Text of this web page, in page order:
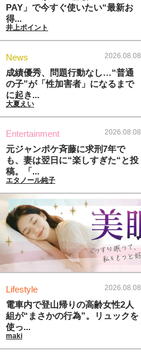
PAY」で今すぐ使いたい“最新お
得...
井上ポイント
News 2026.08.08
成績優秀、問題行動なし…“普通
の子”が「性加害者」になるまで
に起き...
大夏えい
Entertainment 2026.08.08
元ジャンポケ斉藤に求刑7年で
も、妻は翌日に“楽しすぎた“と投
稿。「...
エタノール純子
Lifestyle 2026.08.08
電車内で登山帰りの高齢女性2人
組が“まさかの行為”。リュックを
使っ...
maki